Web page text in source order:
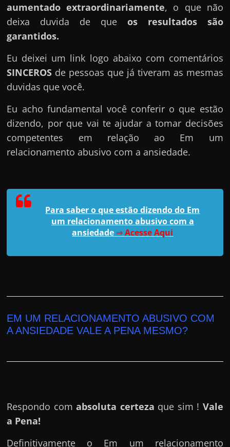
aumentado extraordinariamente, o que não
deixa duvida de que os resultados são
garantidos.
Eu deixei um link logo abaixo com comentários
SINCEROS de pessoas que já tiveram as mesmas
duvidas que você.
Eu acho fundamental você conferir o que estão
dizendo, por que vai te ajudar a tomar decisões
competentes em relação ao Em um
relacionamento abusivo com a ansiedade.
Para saber o que estão dizendo do Em
um relacionamento abusivo com a
ansiedade ⇒Acesse Aqui
EM UM RELACIONAMENTO ABUSIVO COM
A ANSIEDADE VALE A PENA MESMO?
Respondo comabsoluta certeza que sim ! Vale
a Pena!
Definitivamente o Em um relacionamento